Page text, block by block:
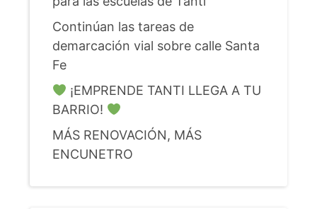
Continúan las tareas de
demarcación vial sobre calle Santa
Fe
¡EMPRENDE TANTI LLEGA A TU
BARRIO!
MÁS RENOVACIÓN, MÁS
ENCUNETRO